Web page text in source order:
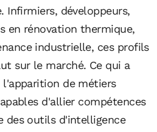
Infirmiers, développeurs,
en rénovation thermique,
industrielle, ces profils
sur le marché. Ce qui a
l'apparition de métiers
d'allier compétences
des outils d'intelligence